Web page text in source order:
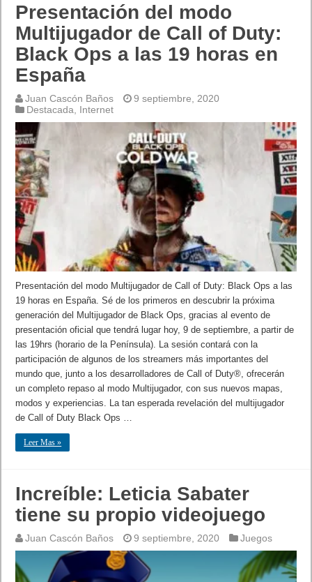
Presentación del modo
Multijugador de Call of Duty:
Black Ops a las 19 horas en
España
Juan Cascón Baños
9 septiembre, 2020
Destacada
Internet
Presentación del modo Multijugador de Call of Duty: Black Ops a las
19 horas en España. Sé de los primeros en descubrir la próxima
generación del Multijugador de Black Ops, gracias al evento de
presentación oficial que tendrá lugar hoy, 9 de septiembre, a partir de
las 19hrs (horario de la Península). La sesión contará con la
participación de algunos de los streamers más importantes del
mundo que, junto a los desarrolladores de Call of Duty®, ofrecerán
un completo repaso al modo Multijugador, con sus nuevos mapas,
modos y experiencias. La tan esperada revelación del multijugador
de Call of Duty Black Ops …
Leer Mas »
Increíble: Leticia Sabater
tiene su propio videojuego
Juan Cascón Baños 9 septiembre, 2020 Juegos